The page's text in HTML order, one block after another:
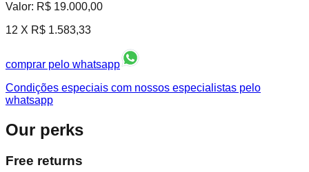
Valor: R$ 19.000,00
12 X R$ 1.583,33
comprar pelo whatsapp
Condições especiais com nossos especialistas pelo
whatsapp
Our perks
Free returns